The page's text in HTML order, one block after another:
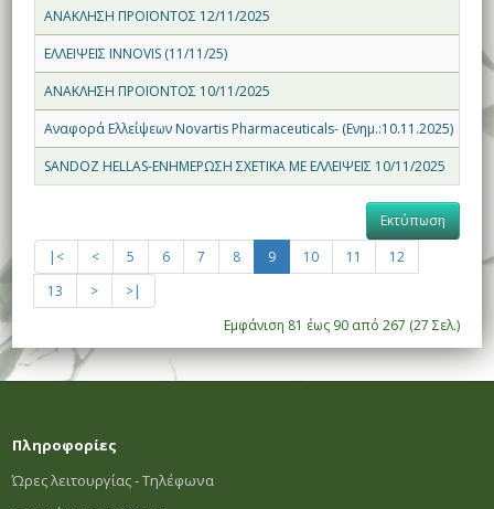
ΑΝΑΚΛΗΣΗ ΠΡΟΪΟΝΤΟΣ 12/11/2025
ΕΛΛΕΙΨΕΙΣ INNOVIS (11/11/25)
ΑΝΑΚΛΗΣΗ ΠΡΟΪΟΝΤΟΣ 10/11/2025
Αναφορά Ελλείψεων Novartis Pharmaceuticals- (Ενημ.:10.11.2025)
SANDOZ HELLAS-ΕΝΗΜΕΡΩΣΗ ΣΧΕΤΙΚΑ ΜΕ ΕΛΛΕΙΨΕΙΣ 10/11/2025
Εκτύπωση
|<
< 5 6 7 8 9 10 11
12
13
>
>|
Εμφάνιση 81 έως 90 από 267 (27 Σελ.)
Πληροφορίες
Ώρες λειτουργίας - Τηλέφωνα